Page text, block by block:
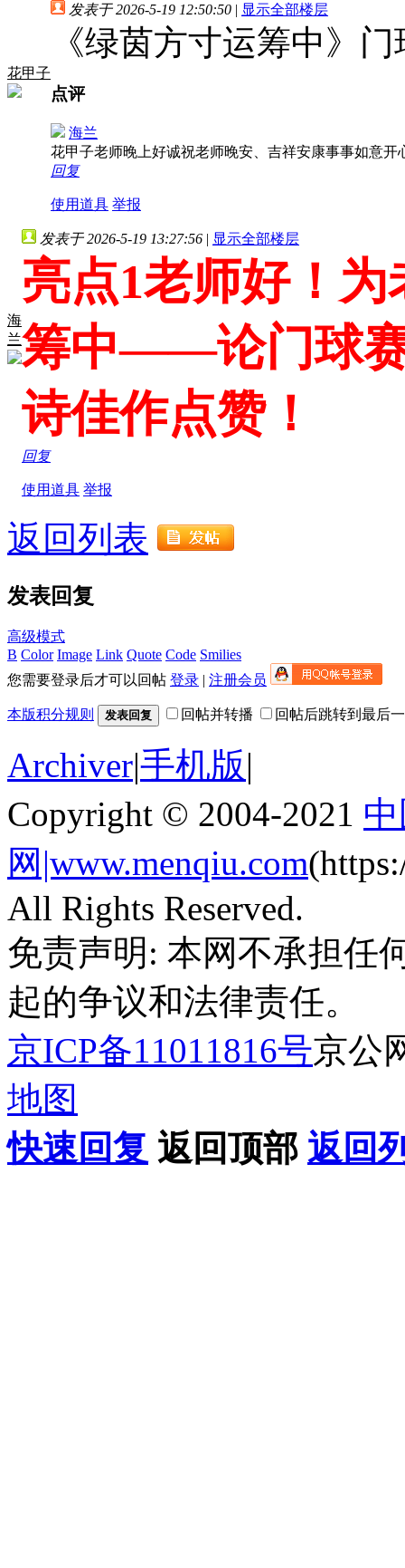
花甲子
发表于 2026-5-19 12:50:50 | 显示全部楼层
《绿茵方寸运筹中》
点评
海兰
花甲子老师晚上好诚祝老师晚安、吉祥安康事事如意
回复
使用道具 举报
海
兰
发表于 2026-5-19 13:27:56 | 显示全部楼层
亮点1老师好！
筹中——论门球
诗佳作点赞！
回复
使用道具 举报
返回列表
发表回复
高级模式
B Color Image Link Quote Code Smilies
您需要登录后才可以回帖 登录 | 注册会员
本版积分规则 发表回复 回帖并转播 回帖后跳转到最后
Archiver|手机版|
Copyright © 2004-2021
网|www.menqiu.com
All Rights Reserved.
免责声明: 本网不承担任
起的争议和法律责任。
京ICP备11011816号京公
地图
快速回复 返回顶部 返回